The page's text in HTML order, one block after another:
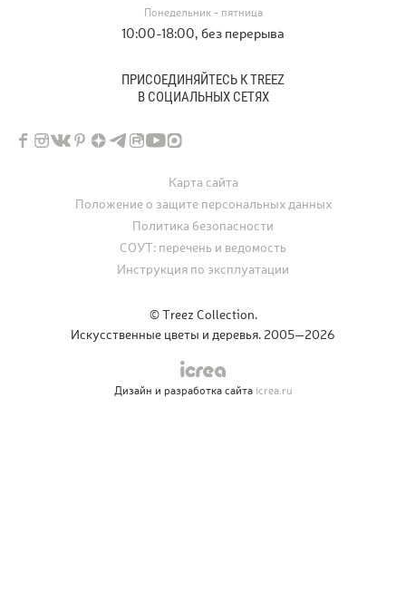
Понедельник - пятница
10:00-18:00, без перерыва
ПРИСОЕДИНЯЙТЕСЬ К TREEZ
В СОЦИАЛЬНЫХ СЕТЯХ
© Treez Collection.
Искусственные цветы и деревья. 2005—2026
Карта сайта
Положение о защите персональных данных
Политика безопасности
СОУТ: перечень и ведомость
Инструкция по эксплуатации
Дизайн и разработка сайтаicrea.ru